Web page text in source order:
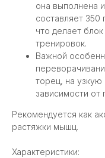
она выполнена
составляет 350
что делает
тренировок.
Важной
торец, на
зависимости от
Рекомендуется как
растяжки мышц.
Характеристики: